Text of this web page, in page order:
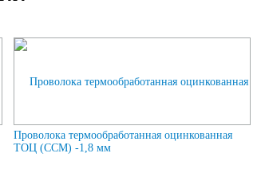
Проволока термообработанная оцинкованная
ТОЦ (ССМ) -1,8 мм